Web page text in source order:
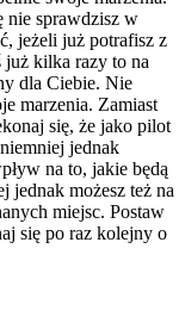
nie sprawdzisz w
jeżeli już potrafisz z
już kilka razy to na
dla Ciebie. Nie
marzenia. Zamiast
się, że jako pilot
jednak
na to, jakie będą
jednak możesz też na
miejsc. Postaw
się po raz kolejny o